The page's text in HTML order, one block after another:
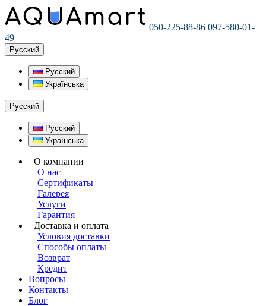
050-225-88-86 097-580-01-
49
Русский
Русский
Українська
Русский
Русский
Українська
О компании
О нас
Сертификаты
Галерея
Услуги
Гарантия
Доставка и оплата
Условия доставки
Способы оплаты
Возврат
Кредит
Вопросы
Контакты
Блог